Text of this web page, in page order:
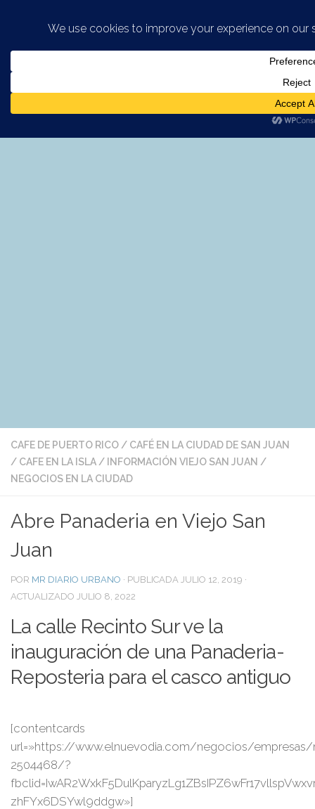
CAFE DE PUERTO RICO / CAFÉ EN LA CIUDAD DE SAN JUAN
/ CAFE EN LA ISLA / INFORMACIÓN VIEJO SAN JUAN /
NEGOCIOS EN LA CIUDAD
Abre Panaderia en Viejo San
Juan
POR MR DIARIO URBANO · PUBLICADA JULIO 12, 2019 ·
ACTUALIZADO JULIO 8, 2022
La calle Recinto Sur ve la
inauguración de una Panaderia-
Reposteria para el casco antiguo
[contentcards
url=»https://www.elnuevodia.com/negocios/
2504468/?
zhFYx6DSYwl9ddgw»]